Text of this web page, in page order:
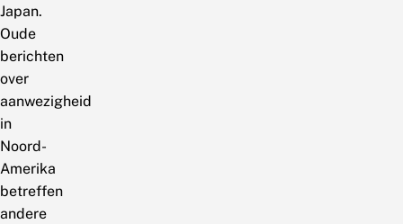
Japan.
Oude
berichten
over
aanwezigheid
in
Noord-
Amerika
betreffen
andere